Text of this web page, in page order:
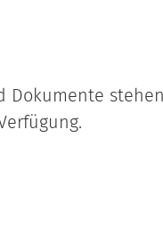
Dokumente